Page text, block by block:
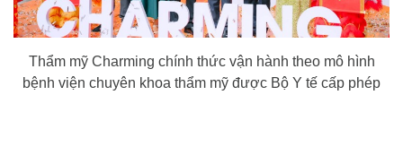
Thẩm mỹ Charming chính thức vận hành theo mô hình
bệnh viện chuyên khoa thẩm mỹ được Bộ Y tế cấp phép